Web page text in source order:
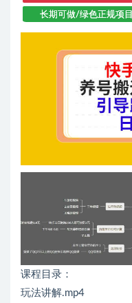
长期可做/绿色正规项目
课程目录：
玩法讲解.mp4